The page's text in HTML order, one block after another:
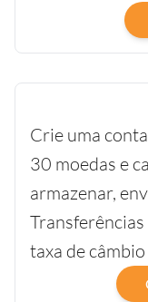
Crie uma
30 moedas e
armazenar,
taxa de